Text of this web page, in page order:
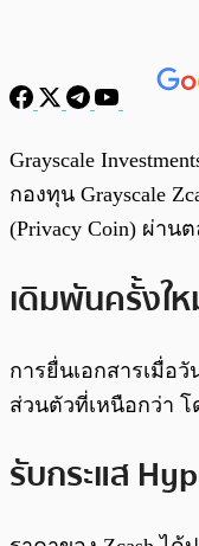
พร้อมเล่น
Grayscale
กองทุน Grayscale
(Privacy Coin) ผ่า
เดิมพันครั้งใ
การยื่นเอกสารเมื่อ
ส่วนตัวที่เหนือกว่า โ
รับกระแส